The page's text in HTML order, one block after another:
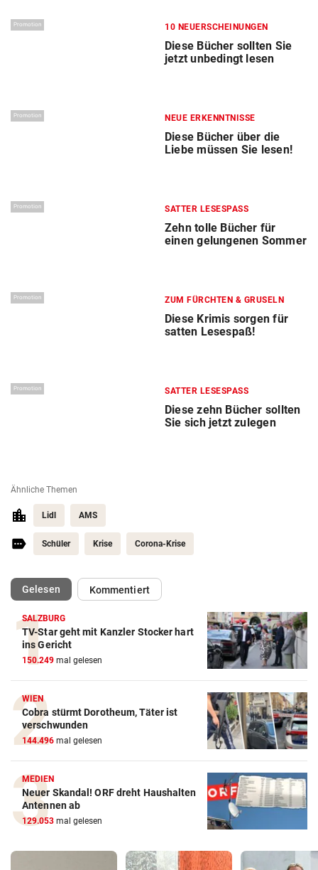
Promotion 10 NEUERSCHEINUNGEN
Diese Bücher sollten Sie
jetzt unbedingt lesen
Promotion NEUE ERKENNTNISSE
Diese Bücher über die
Liebe müssen Sie lesen!
Promotion SATTER LESESPASS
Zehn tolle Bücher für
einen gelungenen Sommer
Promotion ZUM FÜRCHTEN & GRUSELN
Diese Krimis sorgen für
satten Lesespaß!
Promotion SATTER LESESPASS
Diese zehn Bücher sollten
Sie sich jetzt zulegen
Ähnliche Themen
Lidl AMS
Schüler Krise Corona-Krise
Gelesen(ausgewählt)Kommentiert
SALZBURG
TV-Star geht mit Kanzler Stocker hart
ins Gericht
150.249 mal gelesen
WIEN
Cobra stürmt Dorotheum, Täter ist
verschwunden
144.496 mal gelesen
MEDIEN
Neuer Skandal! ORF dreht Haushalten
Antennen ab
129.053 mal gelesen